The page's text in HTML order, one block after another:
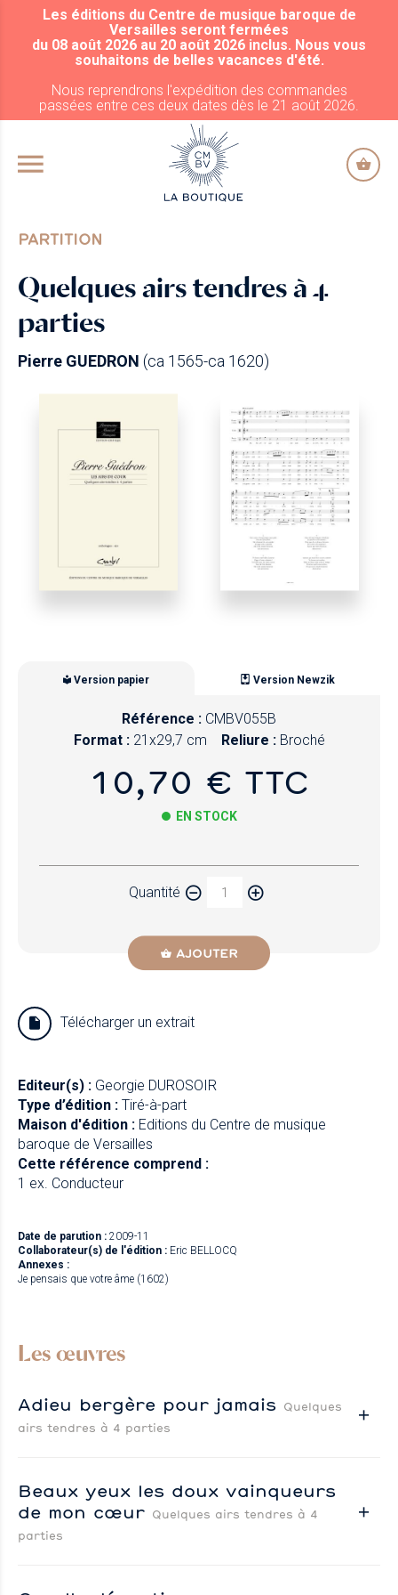
ALLER AU CONTENU PRINCIPAL
Les éditions du Centre de musique baroque de
Versailles seront fermées
du 08 août 2026 au 20 août 2026 inclus. Nous vous
souhaitons de belles vacances d'été.
Nous reprendrons l'expédition des commandes
passées entre ces deux dates dès le 21 août 2026.
PARTITION
Quelques airs tendres à 4
parties
Pierre GUEDRON (ca 1565-ca 1620)
Version papier Version Newzik
Référence : CMBV055B
Format : 21x29,7 cm Reliure : Broché
10,70 € TTC
EN STOCK
Quantité
AJOUTER
Télécharger un extrait
Editeur(s) : Georgie DUROSOIR
Type d’édition : Tiré-à-part
Maison d'édition : Editions du Centre de musique
baroque de Versailles
Cette référence comprend :
1 ex. Conducteur
Date de parution : 2009-11
Collaborateur(s) de l'édition : Eric BELLOCQ
Annexes :
Je pensais que votre âme (1602)
Les œuvres
Adieu bergère pour jamais
Quelques
airs tendres à 4 parties
Beaux yeux les doux vainqueurs
de mon cœur Quelques airs tendres à 4
parties